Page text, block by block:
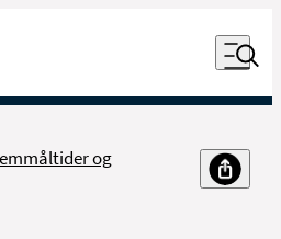
Åben
Udfør søgning
og